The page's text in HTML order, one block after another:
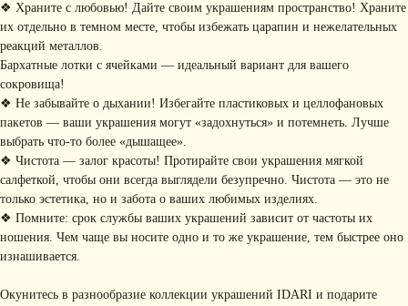
❖ Храните с любовью! Дайте своим украшениям пространство! Храните
их отдельно в темном месте, чтобы избежать царапин и нежелательных
реакций металлов.
Бархатные лотки с ячейками — идеальный вариант для вашего
сокровища!
❖ Не забывайте о дыхании! Избегайте пластиковых и целлофановых
пакетов — ваши украшения могут «задохнуться» и потемнеть. Лучше
выбрать что-то более «дышащее».
❖ Чистота — залог красоты! Протирайте свои украшения мягкой
салфеткой, чтобы они всегда выглядели безупречно. Чистота — это не
только эстетика, но и забота о ваших любимых изделиях.
❖ Помните: срок службы ваших украшений зависит от частоты их
ношения. Чем чаще вы носите одно и то же украшение, тем быстрее оно
изнашивается.
Окунитесь в разнообразие коллекции украшений IDARI и подарите
ПОДПИШИТЕСЬ НА
РАССЫЛКУ
Ясоглашаюсь на получение рекламной рассылки
• Обмен и возврат
по уходу
• Новости
• Упаковка
• Об IDARI
• Главная
• Каталог
Рассказываем о новых
коллекциях, акциях и трендах
РАЗДЕЛЫ ИНТЕРНЕТ-
МАГАЗИНА